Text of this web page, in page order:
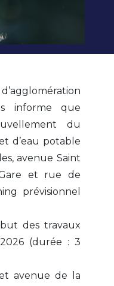
informe que
du
d’eau potable
avenue Saint
et rue de
prévisionnel
des travaux
(durée : 3
avenue de la